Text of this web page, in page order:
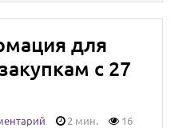
для
с 27
2 мин. 16